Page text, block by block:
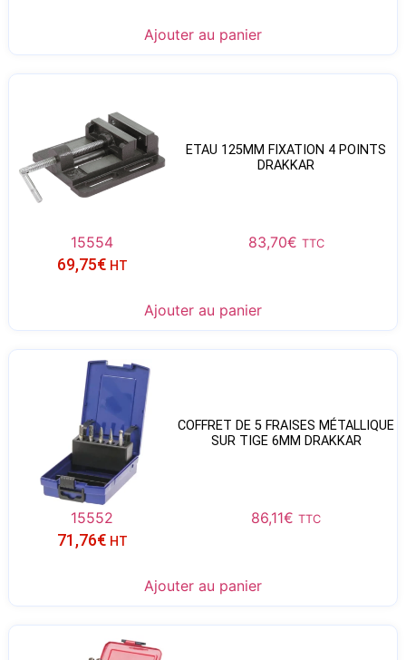
Ajouter au panier
ETAU 125MM FIXATION 4 POINTS
DRAKKAR
15554 83,70€ TTC
69,75€ HT
Ajouter au panier
COFFRET DE 5 FRAISES MÉTALLIQUE
SUR TIGE 6MM DRAKKAR
15552 86,11€ TTC
71,76€ HT
Ajouter au panier